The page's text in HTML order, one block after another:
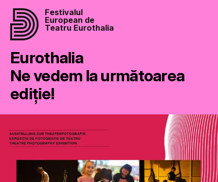
Festivalul
European de
Teatru Eurothalia
Eurothalia
Ne vedem la următoarea
ediție!